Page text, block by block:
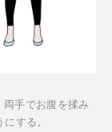
手でお腹を揉み
する。